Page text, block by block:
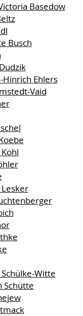
Basedow
Busch
Hinrich Ehlers
Vaid
Witte
Schütte